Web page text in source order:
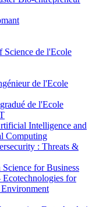
Science de l'Ecole
de l'Ecole
de l'Ecole
Intelligence and
Computing
: Threats &
for Business
for